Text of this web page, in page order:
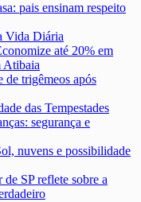
pais ensinam respeito
Vida Diária
até 20% em
Atibaia
de trigêmeos após
das Tempestades
segurança e
nuvens e possibilidade
SP reflete sobre a